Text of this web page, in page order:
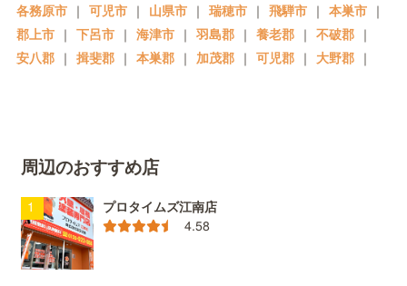
各務原市 ｜ 可児市 ｜ 山県市 ｜ 瑞穂市 ｜ 飛騨市 ｜ 本巣市 ｜
郡上市 ｜ 下呂市 ｜ 海津市 ｜ 羽島郡 ｜ 養老郡 ｜ 不破郡 ｜
安八郡 ｜ 揖斐郡 ｜ 本巣郡 ｜ 加茂郡 ｜ 可児郡 ｜ 大野郡 ｜
周辺のおすすめ店
プロタイムズ江南店
4.58